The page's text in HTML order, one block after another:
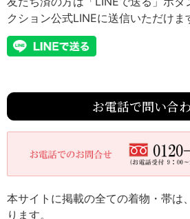
本サイトに掲載の全ての着物・帯は
ります。
クション公式LINEに送信いただけま
お電話で問い合